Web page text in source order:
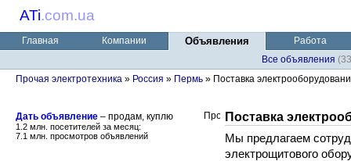
ATi.com.ua
Главная Компании Объявления
Работа
Все объявления
Прочая электротехника » Россия » Пермь » Поставка
Дать объявление – продам, куплю
1.2 млн. посетителей за месяц:
7.1 млн. просмотров объявлений
Поставка
Мы предлагаем
электрощитового